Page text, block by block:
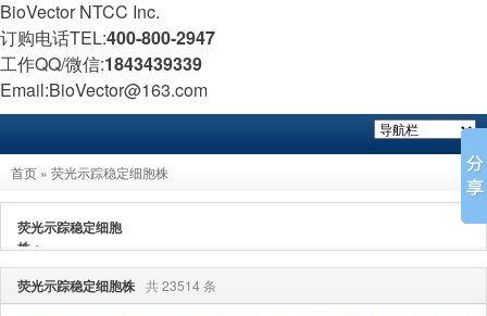
BioVector NTCC Inc.
订购电话TEL:400-800-2947
工作QQ/微信:1843439339
Email:BioVector@163.com
首页 » 荧光示踪稳定细胞株
荧光示踪稳定细胞
株：
荧光示踪稳定细胞株 共 23514 条